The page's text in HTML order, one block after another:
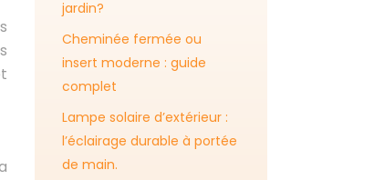
jardin?
Cheminée fermée ou
insert moderne : guide
complet
Lampe solaire d’extérieur :
l’éclairage durable à portée
de main.